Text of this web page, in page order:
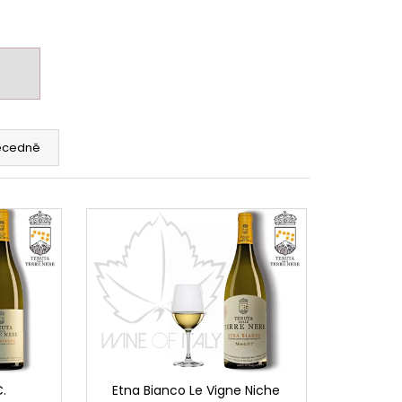
Etna Bianco Le Vigne Niche